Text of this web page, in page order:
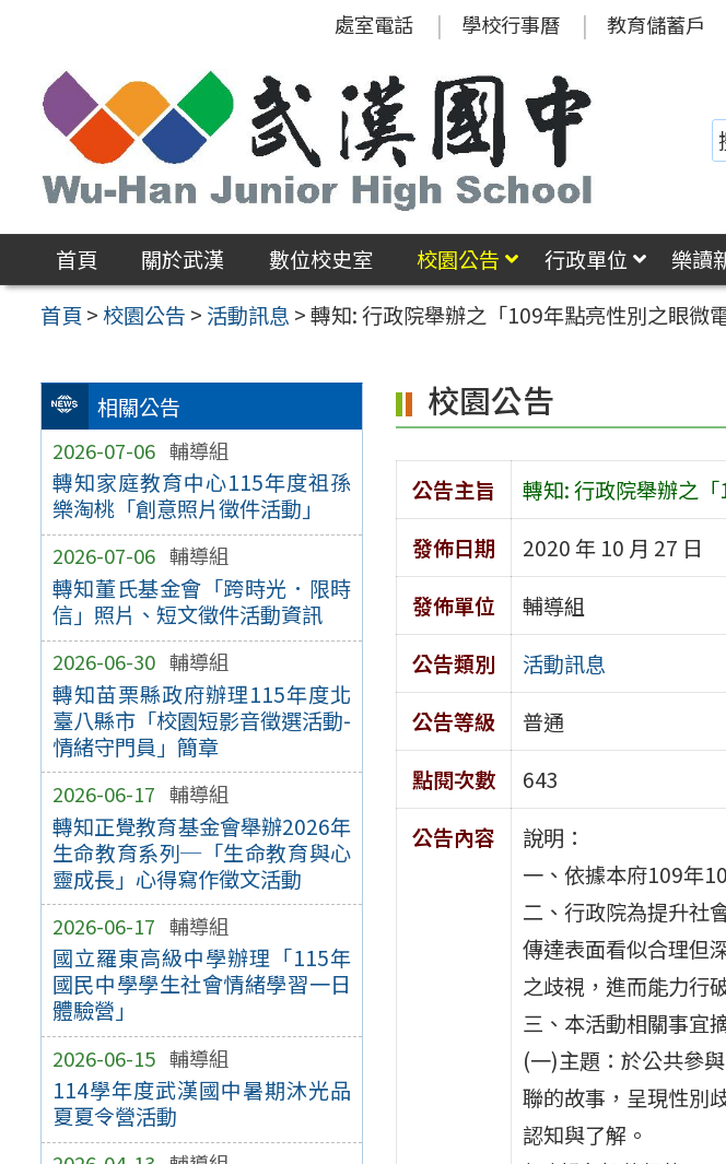
區
處室電話 學校行事曆 教育儲蓄戶
首頁 關於武漢 數位校史室 校園公告 行政單位 樂讀
首頁 >校園公告 > 活動訊息 >轉知: 行政院舉辦之「109年點亮性別之眼微
相關公告
2026-07-06 輔導組
轉知家庭教育中心115年度祖孫
樂淘桃「創意照片徵件活動」
2026-07-06 輔導組
轉知董氏基金會「跨時光．限時
信」照片、短文徵件活動資訊
2026-06-30 輔導組
轉知苗栗縣政府辦理115年度北
臺八縣市「校園短影音徵選活動-
情緒守門員」簡章
2026-06-17 輔導組
轉知正覺教育基金會舉辦2026年
生命教育系列─「生命教育與心
靈成長」心得寫作徵文活動
2026-06-17 輔導組
國立羅東高級中學辦理「115年
國民中學學生社會情緒學習一日
體驗營」
2026-06-15 輔導組
114學年度武漢國中暑期沐光品
夏夏令營活動
校園公告
公告主旨
轉知: 行政院舉辦之
發佈日期
2020 年 10 月 27 日
發佈單位
輔導組
公告類別
活動訊息
公告等級
普通
點閱次數
643
公告內容
說明：
一、依據本府109年
二、行政院為提升社
傳達表面看似合理但
之歧視，進而能力行
三、本活動相關事宜
(一)主題：於公共參
聯的故事，呈現性別
認知與了解。